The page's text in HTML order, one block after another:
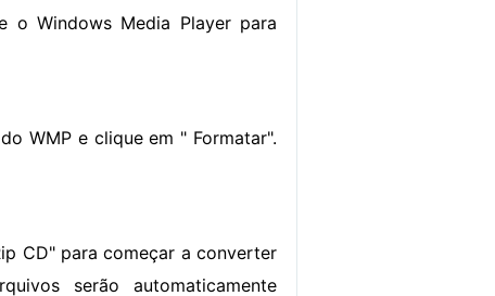
o Windows Media Player para
WMP e clique em " Formatar".
CD" para começar a converter
serão automaticamente